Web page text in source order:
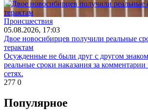
Происшествия
05.08.2026, 17:03
Двое новосибирцев получили реальные
терактам
Осужденные не были друг с другом
реальные сроки наказания за
сетях.
277 0
Популярное